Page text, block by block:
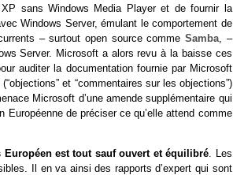
sans Windows Media Player et de fournir la
Windows Server, émulant le comportement de
– surtout open source comme Samba, –
Server. Microsoft a alors revu à la baisse ces
auditer la documentation fournie par Microsoft
et “commentaires sur les objections”)
Microsoft d’une amende supplémentaire qui
Européenne de préciser ce qu’elle attend comme
Européen est tout sauf ouvert et équilibré . Les
Il en va ainsi des rapports d’expert qui sont